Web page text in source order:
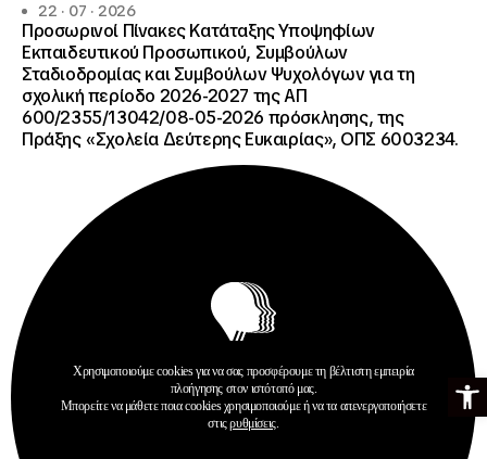
Ανοίξτε
22 · 07 · 2026
Προσωρινοί Πίνακες Κατάταξης Υποψηφίων
Εκπαιδευτικού Προσωπικού, Συμβούλων
Σταδιοδρομίας και Συμβούλων Ψυχολόγων για τη
σχολική περίοδο 2026-2027 της ΑΠ
600/2355/13042/08-05-2026 πρόσκλησης, της
Πράξης «Σχολεία Δεύτερης Ευκαιρίας», ΟΠΣ 6003234.
Ανακοινώσεις
Σχολεία Δεύτερης Ευκαιρίας
Περισσότερα
Χρησιμοποιούμε cookies για να σας προσφέρουμε τη βέλτιστη εμπειρία
πλοήγησης στον ιστότοπό μας.
Μπορείτε να μάθετε ποια cookies χρησιμοποιούμε ή να τα απενεργοποιήσετε
στιςρυθμίσεις.